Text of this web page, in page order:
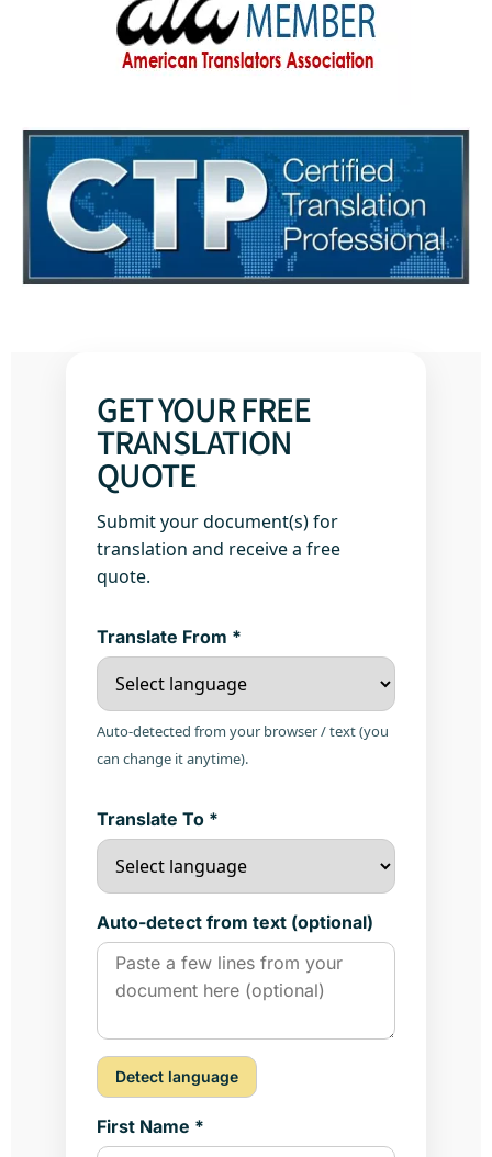
GET YOUR FREE
TRANSLATION
QUOTE
Submit your document(s) for
translation and receive a free
quote.
Translate From *
Auto-detected from your browser / text (you
can change it anytime).
Translate To *
Auto-detect from text (optional)
Detect language
First Name *